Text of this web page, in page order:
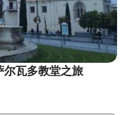
尔瓦多教堂之旅